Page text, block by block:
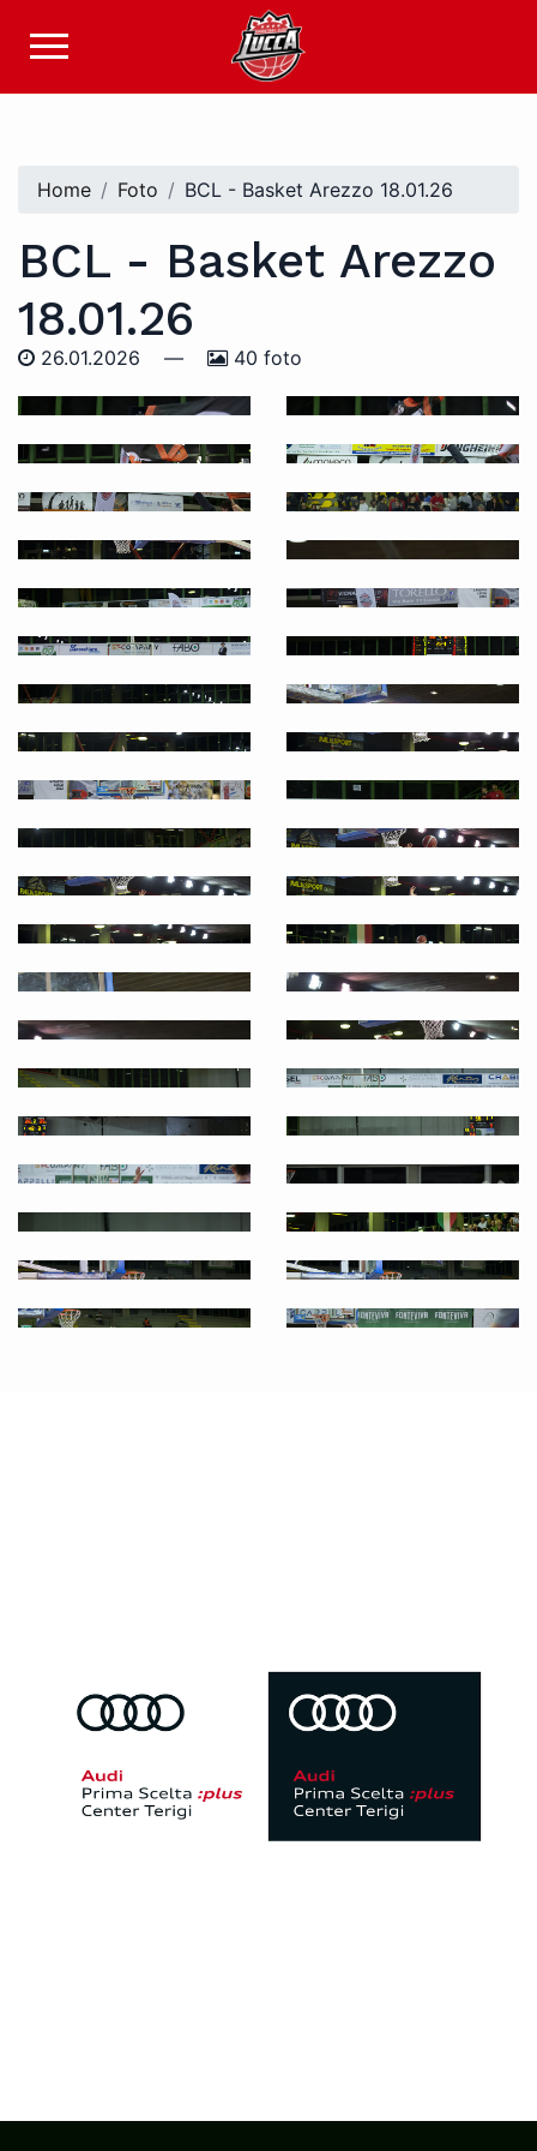
Home Foto BCL - Basket Arezzo 18.01.26
BCL - Basket Arezzo
18.01.26
26.01.2026 — 40 foto